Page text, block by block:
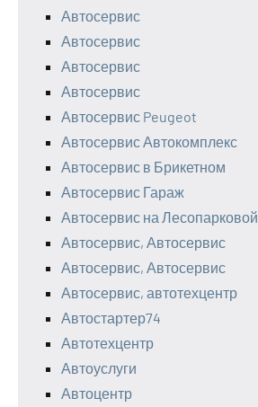
Автосервис
Автосервис
Автосервис
Автосервис
Автосервис Peugeot
Автосервис Автокомплекс
Автосервис в Брикетном
Автосервис Гараж
Автосервис на Лесопарковой
Автосервис, Автосервис
Автосервис, Автосервис
Автосервис, автотехцентр
Автостартер74
Автотехцентр
Автоуслуги
Автоцентр